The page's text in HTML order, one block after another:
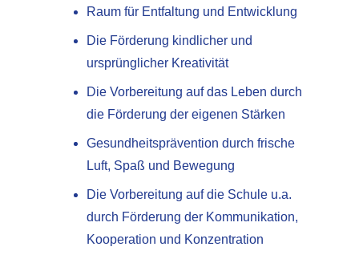
Raum für Entfaltung und Entwicklung
Die Förderung kindlicher und
ursprünglicher Kreativität
Die Vorbereitung auf das Leben durch
die Förderung der eigenen Stärken
Gesundheitsprävention durch frische
Luft, Spaß und Bewegung
Die Vorbereitung auf die Schule u.a.
durch Förderung der Kommunikation,
Kooperation und Konzentration